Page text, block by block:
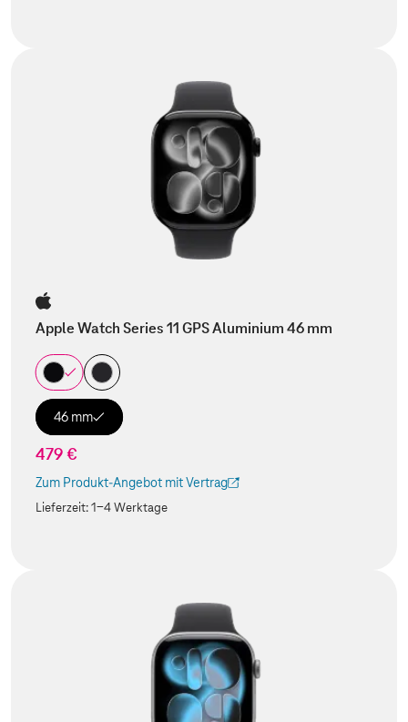
Apple Watch Series 11 GPS Aluminium 46 mm
46 mm
479 €
Zum Produkt-Angebot mit Vertrag
(Der Link wird in einem neuen Tab geöffnet)
Lieferzeit:1-4 Werktage